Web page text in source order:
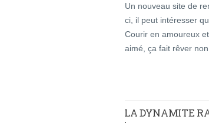
Un nouveau site de
ci, il peut intéresser
Courir en amoureux
aimé, ça fait rêver
LA DYNAMITE